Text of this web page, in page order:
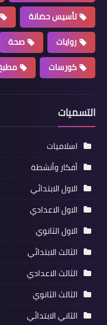
تأسيس حضانة
روايات
صحة
كورسات
التسميات
اسلاميات
أفكار وأنشطة
الاول الابتدائي
الاول الاعدادي
الاول الثانوي
الثالث الابتدائي
الثالث الاعدادي
الثالث الثانوي
الثاني الابتدائي